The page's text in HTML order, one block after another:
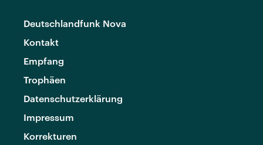
Deutschlandfunk Nova
Kontakt
Empfang
Trophäen
Datenschutzerklärung
Impressum
Korrekturen